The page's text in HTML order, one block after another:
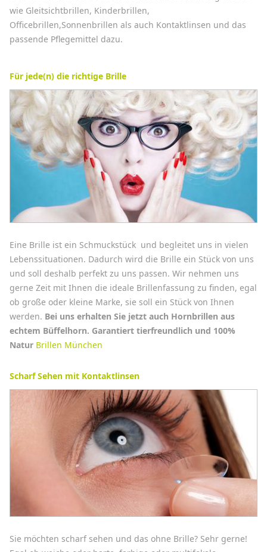
wie Gleitsichtbrillen, Kinderbrillen,
Officebrillen,Sonnenbrillen als auch Kontaktlinsen und das
passende Pflegemittel dazu.
Für jede(n) die richtige Brille
Eine Brille ist ein Schmuckstück und begleitet uns in vielen
Lebenssituationen. Dadurch wird die Brille ein Stück von uns
und soll deshalb perfekt zu uns passen. Wir nehmen uns
gerne Zeit mit Ihnen die ideale Brillenfassung zu finden, egal
ob große oder kleine Marke, sie soll ein Stück von Ihnen
werden. Bei uns erhalten Sie jetzt auch Hornbrillen aus
echtem Büffelhorn. Garantiert tierfreundlich und 100%
Natur Brillen München
Scharf Sehen mit Kontaktlinsen
Sie möchten scharf sehen und das ohne Brille? Sehr gerne!